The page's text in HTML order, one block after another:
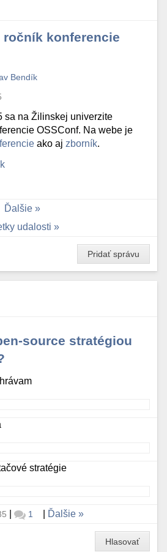
ročník konferencie
Bendík
sa na Žilinskej univerzite
OSSConf. Na webe je
ako aj zborník.
Ďalšie
udalosti
Pridať správu
source stratégiou
stratégie
| 1 Ďalšie
Hlasovať